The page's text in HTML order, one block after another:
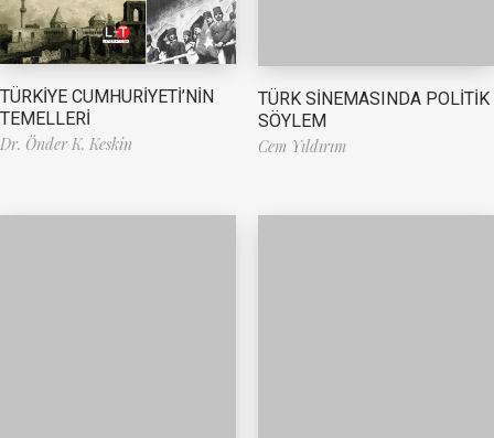
TÜRKİYE CUMHURİYETİ’NİN
TEMELLERİ
Dr. Önder K. Keskin
TÜRK SİNEMASINDA POLİTİK
SÖYLEM
Cem Yıldırım